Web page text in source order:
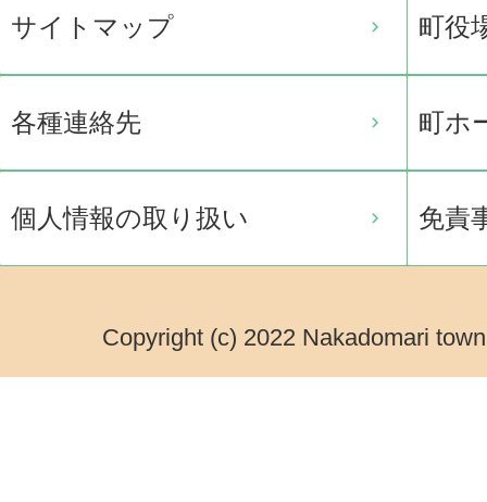
サイトマップ 町役
各種連絡先 町ホ
個人情報の取り扱い 免責
Copyright (c) 2022 Nakadomari